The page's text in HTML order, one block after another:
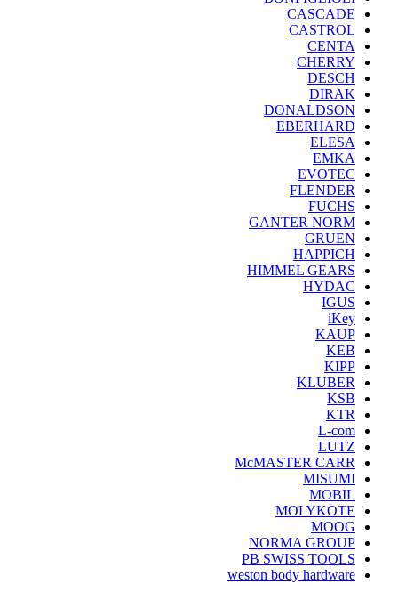
CASCADE
CASTROL
CENTA
CHERRY
DESCH
DIRAK
DONALDSON
EBERHARD
ELESA
EMKA
EVOTEC
FLENDER
FUCHS
GANTER NORM
GRUEN
HAPPICH
HIMMEL GEARS
HYDAC
IGUS
iKey
KAUP
KEB
KIPP
KLUBER
KSB
KTR
L-com
LUTZ
McMASTER CARR
MISUMI
MOBIL
MOLYKOTE
MOOG
NORMA GROUP
PB SWISS TOOLS
weston body hardware